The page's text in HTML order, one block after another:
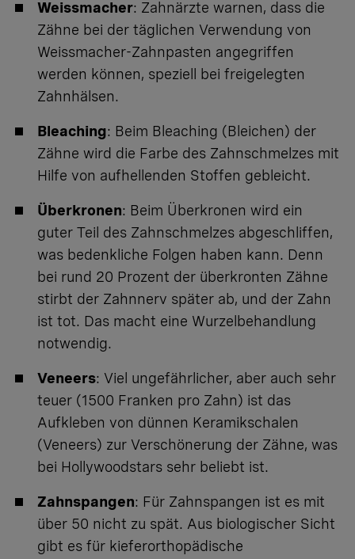
Weissmacher: Zahnärzte warnen, dass die
Zähne bei der täglichen Verwendung von
Weissmacher-Zahnpasten angegriffen
werden können, speziell bei freigelegten
Zahnhälsen.
Bleaching: Beim Bleaching (Bleichen) der
Zähne wird die Farbe des Zahnschmelzes mit
Hilfe von aufhellenden Stoffen gebleicht.
Überkronen: Beim Überkronen wird ein
guter Teil des Zahnschmelzes abgeschliffen,
was bedenkliche Folgen haben kann. Denn
bei rund 20 Prozent der überkronten Zähne
stirbt der Zahnnerv später ab, und der Zahn
ist tot. Das macht eine Wurzelbehandlung
notwendig.
Veneers: Viel ungefährlicher, aber auch sehr
teuer (1500 Franken pro Zahn) ist das
Aufkleben von dünnen Keramikschalen
(Veneers) zur Verschönerung der Zähne, was
bei Hollywoodstars sehr beliebt ist.
Zahnspangen: Für Zahnspangen ist es mit
über 50 nicht zu spät. Aus biologischer Sicht
gibt es für kieferorthopädische